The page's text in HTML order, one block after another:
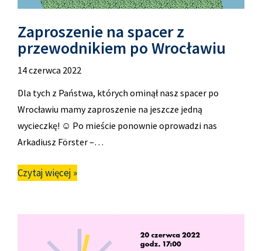
Zaproszenie na spacer z
przewodnikiem po Wrocławiu
14 czerwca 2022
Dla tych z Państwa, których ominął nasz spacer po
Wrocławiu mamy zaproszenie na jeszcze jedną
wycieczkę! ☺ Po mieście ponownie oprowadzi nas
Arkadiusz Förster –…
Czytaj więcej »